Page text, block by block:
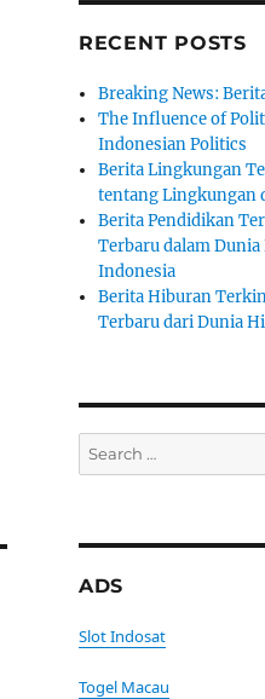
RECENT POSTS
Breaking News:
The Influence of
Indonesian Politics
Berita Lingkungan
tentang Lingkungan
Berita Pendidikan
Terbaru dalam
Indonesia
Berita Hiburan
Terbaru dari Dunia
Search
for:
ADS
Slot Indosat
Togel Macau